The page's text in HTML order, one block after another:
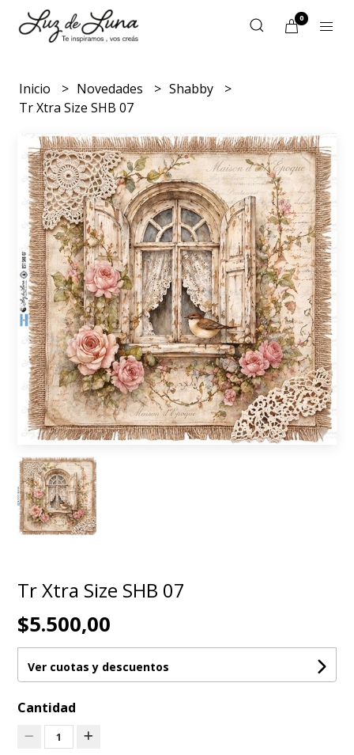
0
Inicio Novedades
Shabby
Tr Xtra Size SHB 07
Tr Xtra Size SHB 07
$5.500,00
Ver cuotas y descuentos
Cantidad
1